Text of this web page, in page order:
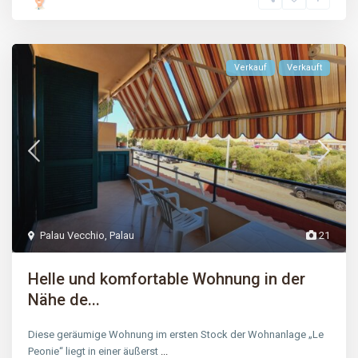
21
Palau Vecchio ,Palau
Verkauf Verkauft
Helle und komfortable Wohnung in der
Nähe de...
Diese geräumige Wohnung im ersten Stock der Wohnanlage „Le
Peonie“ liegt in einer äußerst